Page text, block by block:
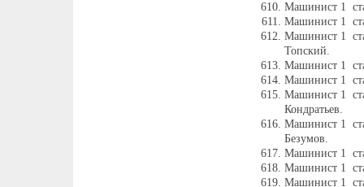
Машинист 1
Машинист 1
Машинист 1
Топский.
Машинист 1
Машинист 1
Машинист 1
Кондратьев.
Машинист 1
Безумов.
Машинист 1
Машинист 1
Машинист 1